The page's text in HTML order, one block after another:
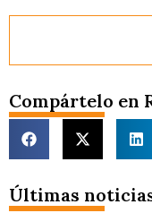
Compártelo en
Últimas